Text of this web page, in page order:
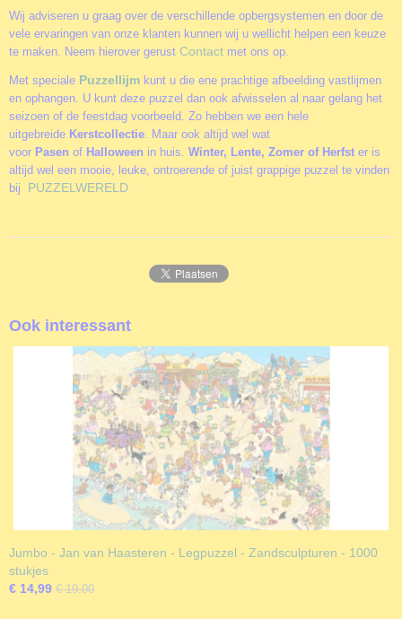
Wij adviseren u graag over de verschillende opbergsystemen en door de
vele ervaringen van onze klanten kunnen wij u wellicht helpen een keuze
te maken. Neem hierover gerust Contact met ons op.
Met speciale Puzzellijm kunt u die ene prachtige afbeelding vastlijmen
en ophangen. U kunt deze puzzel dan ook afwisselen al naar gelang het
seizoen of de feestdag voorbeeld. Zo hebben we een hele
uitgebreide Kerstcollectie. Maar ook altijd wel wat
voor Pasen of Halloween in huis. Winter, Lente, Zomer of Herfst er is
altijd wel een mooie, leuke, ontroerende of juist grappige puzzel te vinden
bij PUZZELWERELD
Ook interessant
Jumbo - Jan van Haasteren - Legpuzzel - Zandsculpturen - 1000
stukjes
€ 14,99 € 19,00